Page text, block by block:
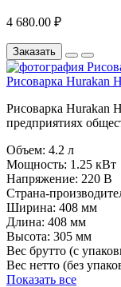
4 680.00 ₽
Заказать
Рисоварка Hurakan
Рисоварка Hurakan
предприятиях
Объем: 4.2 л
Мощность: 1.25 кВт
Напряжение: 220 В
Страна-
Ширина: 408 мм
Длина: 408 мм
Высота: 305 мм
Вес брутто (с
Вес нетто (без
Показать все